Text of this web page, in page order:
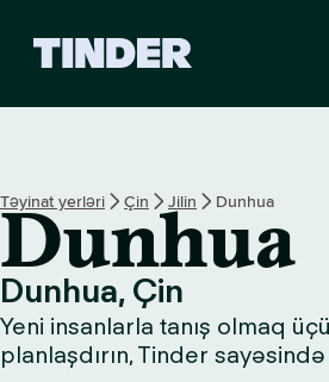
H
o
Təyinat yerləri Çin Jilin Dunhua
Dunhua
Dunhua, Çin
Yeni insanlarla tanış olmaq
planlaşdırın, Tinder